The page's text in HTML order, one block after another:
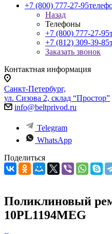
+7 (800) 777-27-95
Назад
Телефоны
+7 (800) 777-27-95
+7 (812) 309-39-85
Заказать звонок
Контактная информация
Санкт-Петербург,
ул. Сизова 2, склад “Простор”
info@beltprivod.ru
Telegram
WhatsApp
Поделиться
Поликлиновый
10PL1194MEG